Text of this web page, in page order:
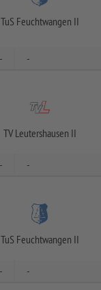
TuS Feuchtwangen II
- -
TV Leutershausen II
- -
TuS Feuchtwangen II
- -